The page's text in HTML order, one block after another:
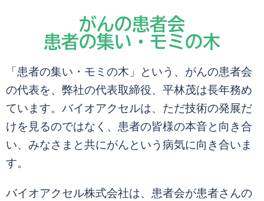
がんの患者会
患者の集い・モミの木
「患者の集い・モミの木」という、がんの患者会
の代表を、弊社の代表取締役、平林茂は長年務め
ています。バイオアクセルは、ただ技術の発展だ
けを見るのではなく、患者の皆様の本音と向き合
い、みなさまと共にがんという病気に向き合いま
す。
バイオアクセル株式会社は、患者会が患者さんの